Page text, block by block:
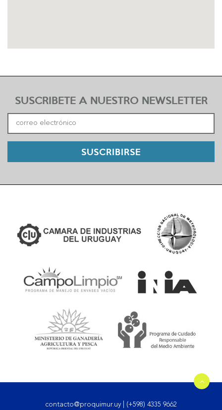
SUSCRIBETE A NUESTRO NEWSLETTER
SUSCRIBIRSE
contacto@proquimur.uy (+598) 4335 9662